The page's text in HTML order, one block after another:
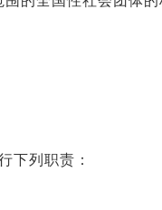
下列职责：